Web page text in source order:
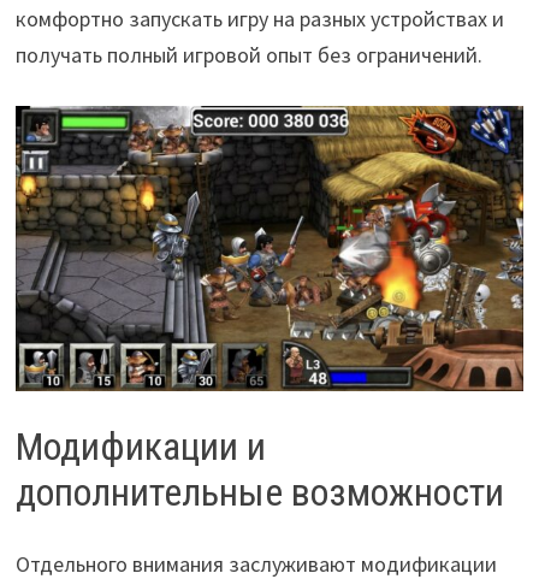
комфортно запускать игру на разных устройствах и
получать полный игровой опыт без ограничений.
Модификации и
дополнительные возможности
Отдельного внимания заслуживают модификации